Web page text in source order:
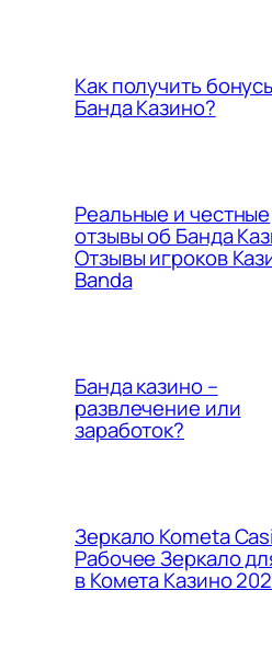
Как получить
Банда Казино?
Реальные и честные
отзывы об Банда
Отзывы игроков
Banda
Банда казино –
развлечение или
заработок?
Зеркало Kometa
Рабочее Зеркало
в Комета Казино